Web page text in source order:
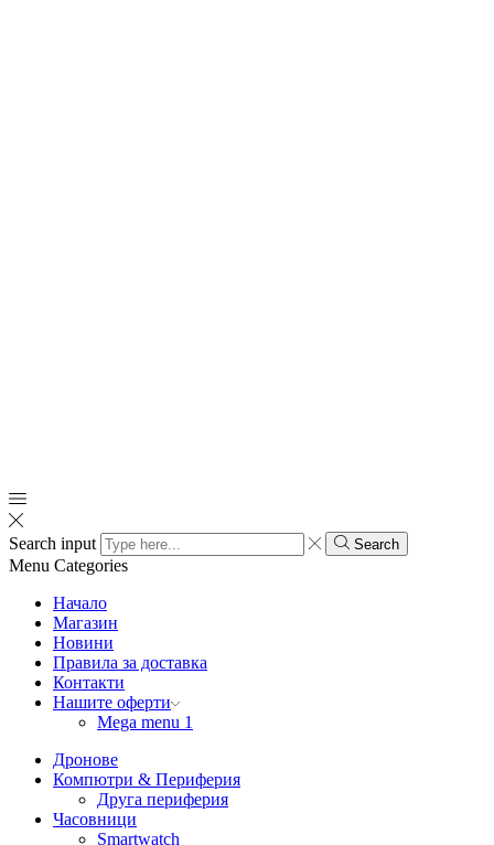
Search input Search
Menu Categories
Начало
Магазин
Новини
Правила за доставка
Контакти
Нашите оферти
Mega menu 1
Дронове
Компютри & Периферия
Друга периферия
Часовници
Smartwatch